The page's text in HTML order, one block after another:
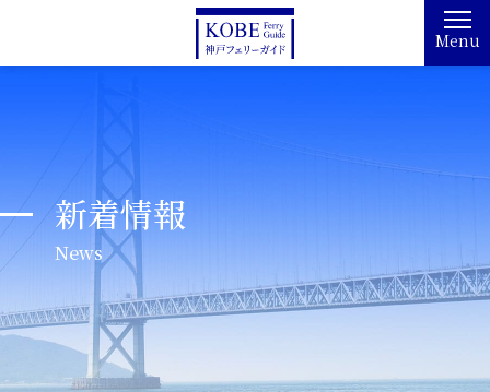
Menu
新着情報
News